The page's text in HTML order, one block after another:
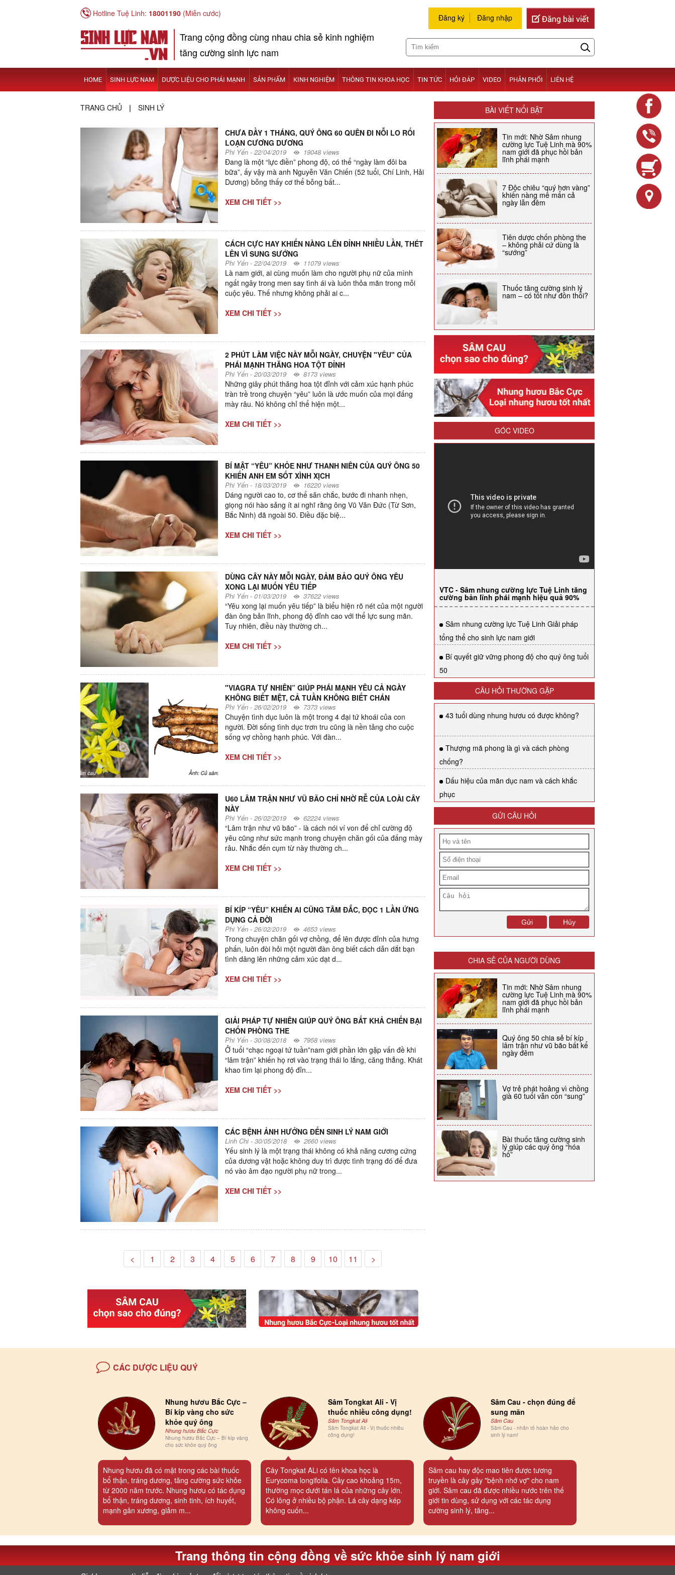
Hotline Tuệ Linh: 18001190 (Miễn cước) Đăng ký Đăng nhập
Trang cộng đồng cùng nhau chia sẻ kinh nghiệm
tăng cường sinh lực nam
HOME SINH LỰC NAM DƯỢC LIỆU CHO PHÁI MẠNH SẢN PHẨM KINH NGHIỆM THÔNG TIN KHOA HỌC TIN TỨC HỎI ĐÁP VIDEO PHÂN PHỐI LIÊN HỆ
TRANG CHỦ | SINH LÝ
CHƯA ĐẦY 1 THÁNG, QUÝ ÔNG 60 QUÊN ĐI NỖI LO RỐI
LOẠN CƯƠNG DƯƠNG
Phi Yến -22/04/2019 19048 views
Đang là một “lực điền” phong độ, có thể “ngày làm đôi ba
bữa”, ấy vậy mà anh Nguyễn Văn Chiến (52 tuổi, Chí Linh, Hải
Dương) bỗng thấy cơ thể bỗng bất...
XEM CHI TIẾT >>
CÁCH CỰC HAY KHIẾN NÀNG LÊN ĐỈNH NHIỀU LẦN, THÉT
LÊN VÌ SUNG SƯỚNG
Phi Yến -22/04/2019 11079 views
Là nam giới, ai cùng muốn làm cho người phụ nữ của mình
ngất ngây trong men say tình ái và luôn thỏa mãn trong mỗi
cuộc yêu. Thế nhưng không phải ai c...
XEM CHI TIẾT >>
2 PHÚT LÀM VIỆC NÀY MỖI NGÀY, CHUYỆN "YÊU" CỦA
PHÁI MẠNH THĂNG HOA TỘT ĐỈNH
Phi Yến -20/03/2019 8173 views
Những giây phút thăng hoa tột đỉnh với cảm xúc hạnh phúc
tràn trề trong chuyện “yêu” luôn là ước muốn của mọi đấng
mày râu. Nó không chỉ thể hiện một...
XEM CHI TIẾT >>
BÍ MẬT “YÊU” KHỎE NHƯ THANH NIÊN CỦA QUÝ ÔNG 50
KHIẾN ANH EM SỐT XÌNH XỊCH
Phi Yến - 18/03/2019 16220 views
Dáng người cao to, cơ thể săn chắc, bước đi nhanh nhẹn,
giọng nói hào sảng ít ai nghĩ rằng ông Vũ Văn Đức (Từ Sơn,
Bắc Ninh) đã ngoài 50. Điều đặc biệ...
XEM CHI TIẾT >>
DÙNG CÂY NÀY MỖI NGÀY, ĐẢM BẢO QUÝ ÔNG YÊU
XONG LẠI MUỐN YÊU TIẾP
Phi Yến -01/03/2019 37622 views
“Yêu xong lại muốn yêu tiếp” là biểu hiện rõ nét của một người
đàn ông bản lĩnh, phong độ đỉnh cao với thể lực sung mãn.
Tuy nhiên, điều này thường ch...
XEM CHI TIẾT >>
"VIAGRA TỰ NHIÊN” GIÚP PHÁI MẠNH YÊU CẢ NGÀY
KHÔNG BIẾT MỆT, CẢ TUẦN KHÔNG BIẾT CHÁN
Phi Yến -26/02/2019 7373 views
Chuyện tình dục luôn là một trong 4 đại tứ khoái của con
người. Đời sống tình dục trơn tru cũng là nền tảng cho cuộc
sống vợ chồng hạnh phúc. Với đàn...
XEM CHI TIẾT >>
U60 LÂM TRẬN NHƯ VŨ BÃO CHỈ NHỜ RỄ CỦA LOÀI CÂY
NÀY
Phi Yến -26/02/2019 62224 views
“Lâm trận như vũ bão” - là cách nói ví von để chỉ cường độ
yêu cũng như sức mạnh trong chuyện chăn gối của đấng mày
râu. Nhắc đến cụm từ này thường ch...
XEM CHI TIẾT >>
BÍ KÍP “YÊU” KHIẾN AI CŨNG TÂM ĐẮC, ĐỌC 1 LẦN ỨNG
DỤNG CẢ ĐỜI
Phi Yến -26/02/2019 4653 views
Trong chuyện chăn gối vợ chồng, để lên được đỉnh của hưng
phấn, luôn đòi hỏi một người đàn ông biết cách dẫn dắt bạn
tình dâng lên những cảm xúc dạt d...
XEM CHI TIẾT >>
GIẢI PHÁP TỰ NHIÊN GIÚP QUÝ ÔNG BẤT KHẢ CHIẾN BẠI
CHỐN PHÒNG THE
Phi Yến -30/08/2018 7958 views
Ở tuổi “chạc ngoại tứ tuần”nam giới phần lớn gặp vấn đề khi
“lâm trận” khiến họ rơi vào trạng thái lo lắng, căng thẳng. Khát
khao tìm lại phong độ đỉn...
XEM CHI TIẾT >>
CÁC BỆNH ẢNH HƯỞNG ĐẾN SINH LÝ NAM GIỚI
Linh Chi-30/05/2018 2660 views
Yếu sinh lý là một trạng thái không có khả năng cương cứng
của dương vật hoặc không duy trì được tình trạng đó để đưa
nó vào âm đạo người phụ nữ trong...
XEM CHI TIẾT >>
< 1 2 3 4 5 6 7 8 9 10 11 >
BÀI VIẾT NỔI BẬT
Tin mới: Nhờ Sâm nhung
cường lực Tuệ Linh mà 90%
nam giới đã phục hồi bản
lĩnh phái mạnh
7 Độc chiêu “quý hơn vàng”
khiến nàng mê mẩn cả
ngày lẫn đêm
Tiên dược chốn phòng the
– không phải cứ dùng là
“sướng”
Thuốc tăng cường sinh lý
nam – có tốt như đồn thổi?
GÓC VIDEO
VTC - Sâm nhung cường lực Tuệ Linh tăng
cường bản lĩnh phái mạnh hiệu quả 90%
Sâm nhung cường lực Tuệ Linh Giải pháp
tổng thể cho sinh lực nam giới
Bí quyết giữ vững phong độ cho quý ông tuổi
50
CÂU HỎI THƯỜNG GẶP
43 tuổi dùng nhung hươu có được không?
Thượng mã phong là gì và cách phòng
chống?
Dấu hiệu của mãn dục nam và cách khắc
phục
GỬI CÂU HỎI
CHIA SẺ CỦA NGƯỜI DÙNG
Tin mới: Nhờ Sâm nhung
cường lực Tuệ Linh mà 90%
nam giới đã phục hồi bản
lĩnh phái mạnh
Quý ông 50 chia sẻ bí kíp
lâm trận như vũ bão bất kể
ngày đêm
Vợ trẻ phát hoảng vì chồng
già 60 tuổi vẫn còn “sung”
Bài thuốc tăng cường sinh
lý giúp các quý ông “hóa
hổ”
CÁC DƯỢC LIỆU QUÝ
Nhung hươu Bắc Cực –
Bí kíp vàng cho sức
khỏe quý ông
Nhung hươu Bắc Cực
Nhung hươu Bắc Cực – Bí kíp vàng
cho sức khỏe quý ông
Nhung hươu đã có mặt trong các bài thuốc
bổ thận, tráng dương, tăng cường sức khỏe
từ 2000 năm trước. Nhung hươu có tác dụng
bổ thận, tráng dương, sinh tinh, ích huyết,
mạnh gân xương, giảm m...
Sâm Tongkat Ali - Vị
thuốc nhiều công dụng!
Sâm Tongkat Ali
Sâm Tongkat Ali - Vị thuốc nhiều
công dụng!
Cây Tongkat ALi có tên khoa học là
Eurycoma longifolia. Cây cao khoảng 15m,
thường mọc dưới tán lá của những cây lớn.
Có lông ở nhiều bộ phận. Lá cây dạng kép
không cuốn...
Sâm Cau - chọn đúng để
sung mãn
Sâm Cau
Sâm Cau - nhân tố hoàn hảo cho
sinh lý nam!
Sâm cau hay độc mao tiên được tương
truyền là cây gây "bệnh nhớ vợ" cho nam
giới. Sâm cau đã được nhiều nước trên thế
giới tin dùng, sử dụng với các tác dụng
cường sinh lý, tăng...
Trang thông tin cộng đồng về sức khỏe sinh lý nam giới